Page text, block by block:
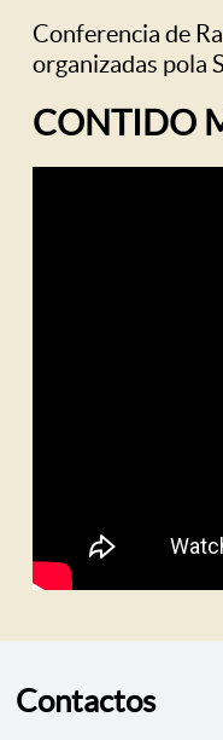
Conferencia de
organizadas pola
CONTIDO
Contactos